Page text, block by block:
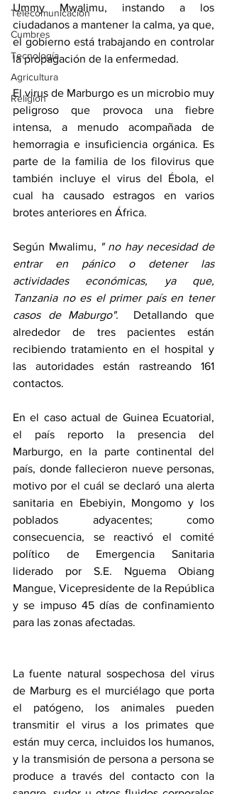
Telecomunicación
Cumbres
Tecnología
Agricultura
Religión
Ummy Mwalimu, instando a los
ciudadanos a mantener la calma, ya que,
el gobierno está trabajando en controlar
la propagación de la enfermedad.
El virus de Marburgo es un microbio muy
peligroso que provoca una fiebre
intensa, a menudo acompañada de
hemorragia e insuficiencia orgánica. Es
parte de la familia de los filovirus que
también incluye el virus del Ébola, el
cual ha causado estragos en varios
brotes anteriores en África.
Según Mwalimu, " no hay necesidad de
entrar en pánico o detener las
actividades económicas, ya que,
Tanzania no es el primer país en tener
casos de Maburgo".
Detallando que
alrededor de tres pacientes están
recibiendo tratamiento en el hospital y
las autoridades están rastreando 161
contactos.
En el caso actual de Guinea Ecuatorial,
el país reporto la presencia del
Marburgo, en la parte continental del
país, donde fallecieron nueve personas,
motivo por el cuál se declaró una alerta
sanitaria en Ebebiyin, Mongomo y los
poblados adyacentes; como
consecuencia, se reactivó el comité
político de Emergencia Sanitaria
liderado por S.E. Nguema Obiang
Mangue, Vicepresidente de la República
y se impuso 45 días de confinamiento
para las zonas afectadas.
La fuente natural sospechosa del virus
de Marburg es el murciélago que porta
el patógeno, los animales pueden
transmitir el virus a los primates que
están muy cerca, incluidos los humanos,
y la transmisión de persona a persona se
produce a través del contacto con la